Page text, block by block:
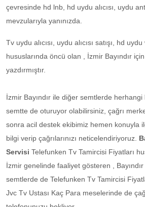
çevresinde hd lnb, hd uydu alıcısı, uydu
mevzularıyla yanınızda.
Tv uydu alıcısı, uydu alıcısı satışı, hd
hususlarında öncü olan , İzmir Bayındır
yazdırmıştır.
İzmir Bayındır ile diğer semtlerde
semtte de oturuyor olabilirsiniz, çağrı
sonra acil destek ekibimiz hemen konuyla
bilgi verip çağrılarınızı neticelendiriyoruz.
Servisi Telefunken Tv Tamircisi Fiyatları
İzmir genelinde faaliyet gösteren ,
semtlerde de Telefunken Tv Tamircisi
Jvc Tv Ustası Kaç Para meselerinde de